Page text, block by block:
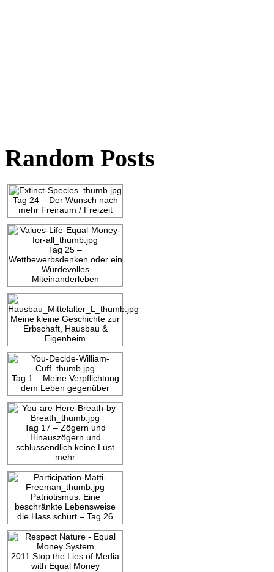
Random Posts
Tag 24 – Der Wunsch nach
mehr Freiraum / Freizeit
Tag 25 –
Wettbewerbsdenken oder ein
Würdevolles
Miteinanderleben
Meine kleine Geschichte zur
Erbschaft, Hausbau &
Eigenheim
Tag 1 – Meine Verpflichtung
dem Leben gegenüber
Tag 17 – Zögern und
Hinauszögern und
schlussendlich keine Lust
mehr
Patriotismus: Eine
beschränkte Lebensweise
die Hass schürt – Tag 26
2011 Stop the Lies of Media
with Equal Money